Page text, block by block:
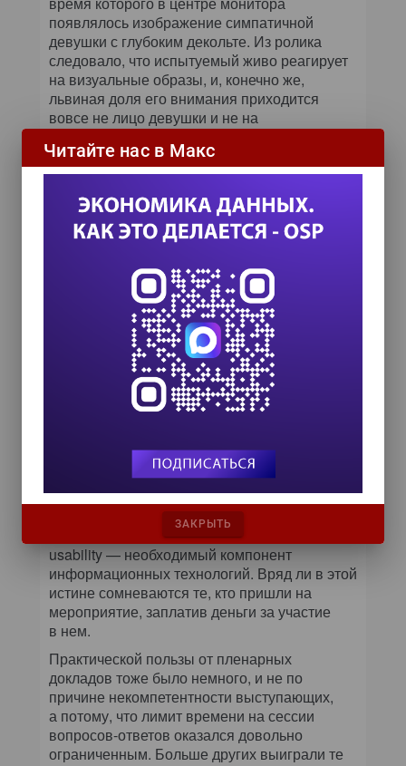
появлялось изображение симпатичной
девушки с глубоким декольте. Из ролика
следовало, что испытуемый живо реагирует
на визуальные образы, и, конечно же,
львиная доля его внимания приходится
вовсе не лицо девушки и не на
очевидно, разработчики преследовали
совсем иные цели.
Мария Стоун придерживается более
универсальных позиций в отношении
методов исследования пользовательских
важно компилировать: в возглавляемом ею
отделе Google используются и фокус-группы,
и анализаторы логов, и usability-
тестирование. В подтверждение
эффективности такого подхода г-жа Стоун
упомянула о сервисе Google Talk, каждое
усовершенствование которого удваивало
его аудиторию.
Russia оказался не без кома. Было не
совсем понятно, на кого все-таки рассчитана
конференция. Если на профессиональных
проектировщиков интерфейсов, то удивляет
постоянная акцентировка на том, что
usability — необходимый компонент
информационных технологий. Вряд ли в этой
истине сомневаются те, кто пришли на
мероприятие, заплатив деньги за участие
в нем.
Практической пользы от пленарных
докладов тоже было немного, и не по
причине некомпетентности выступающих,
а потому, что лимит времени на сессии
вопросов-ответов оказался довольно
ограниченным. Больше других выиграли те
Читайте нас в Макс
ЗАКРЫТЬ